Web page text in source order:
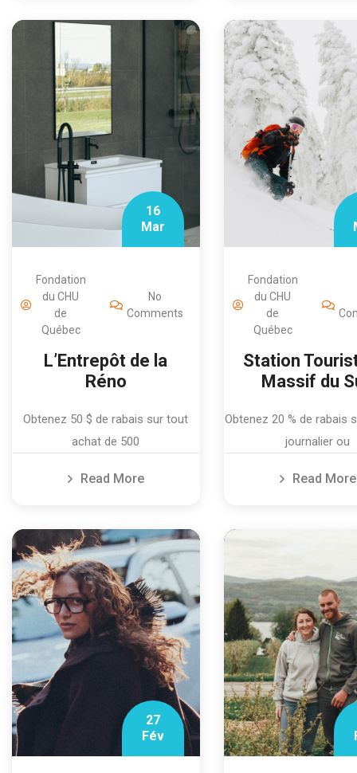
16
Mar
Fondation
du CHU
de
Québec
No
Comments
L’Entrepôt de la
Réno
Obtenez 50 $ de rabais sur tout
achat de 500
Read More
Fondation
du CHU
de
Québec
Station
Massif du
Obtenez 20 % de rabais
journalier ou
Read More
27
Fév